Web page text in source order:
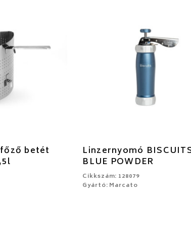
betét Linzernyomó
BLUE POWDER
Cikkszám: 128079
Gyártó: Marcato